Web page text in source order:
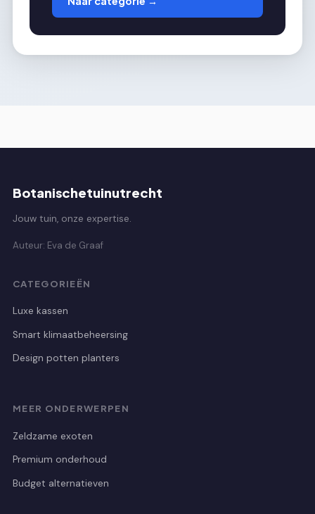
Botanischetuinutrecht
Jouw tuin, onze expertise.
Auteur: Eva de Graaf
CATEGORIEËN
Luxe kassen
Smart klimaatbeheersing
Design potten planters
MEER ONDERWERPEN
Zeldzame exoten
Premium onderhoud
Budget alternatieven